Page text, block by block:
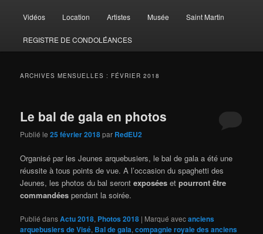
Vidéos Location Artistes Musée Saint Martin
REGISTRE DE CONDOLÉANCES
ARCHIVES MENSUELLES : FÉVRIER 2018
Le bal de gala en photos
Publié le25 février 2018par RedEU2
Organisé par les Jeunes arquebusiers, le bal de gala a été une
réussite à tous points de vue. A l’occasion du spaghetti des
Jeunes, les photos du bal serontexposées etpourront être
commandées pendant la soirée.
Publié dansActu 2018, Photos 2018 | Marqué avecanciens
arquebusiers de Visé, Bal de gala,compagnie royale des anciens